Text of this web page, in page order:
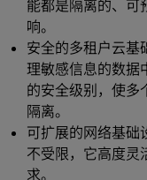
能都是隔离的、可
响。
安全的多租户云基
理敏感信息的数据
的安全级别，使多
隔离。
可扩展的网络基础
不受限，它高度灵
求。